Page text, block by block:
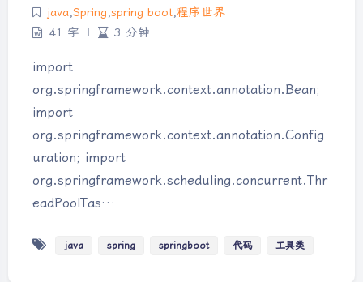
java,Spring,spring boot,程序世界
41 字
| 3 分钟
import
org.springframework.context.annotation.Bean;
import
org.springframework.context.annotation.Config
uration; import
org.springframework.scheduling.concurrent.Thr
eadPoolTas…
java spring springboot 代码 工具类